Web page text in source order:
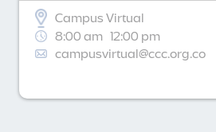
Campus Virtual
8:00 am 12:00 pm
campusvirtual@ccc.org.co